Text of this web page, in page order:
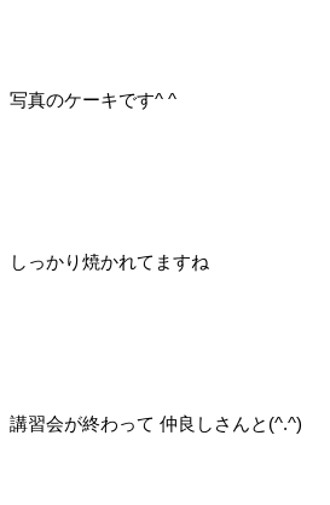
写真のケーキです^ ^
しっかり焼かれてますね
講習会が終わって 仲良しさんと(^.^)